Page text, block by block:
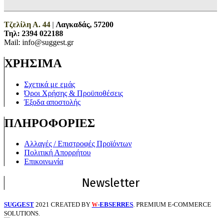
Τζελίλη Α. 44 | Λαγκαδάς, 57200
Τηλ: 2394 022188
Mail: info@suggest.gr
ΧΡΗΣΙΜΑ
Σχετικά με εμάς
Όροι Χρήσης & Προϋποθέσεις
Έξοδα αποστολής
ΠΛΗΡΟΦΟΡΙΕΣ
Αλλαγές / Επιστροφές Προϊόντων
Πολιτική Απορρήτου
Επικοινωνία
Newsletter
SUGGEST 2021 CREATED BY W-EBSERRES. PREMIUM E-COMMERCE
SOLUTIONS.